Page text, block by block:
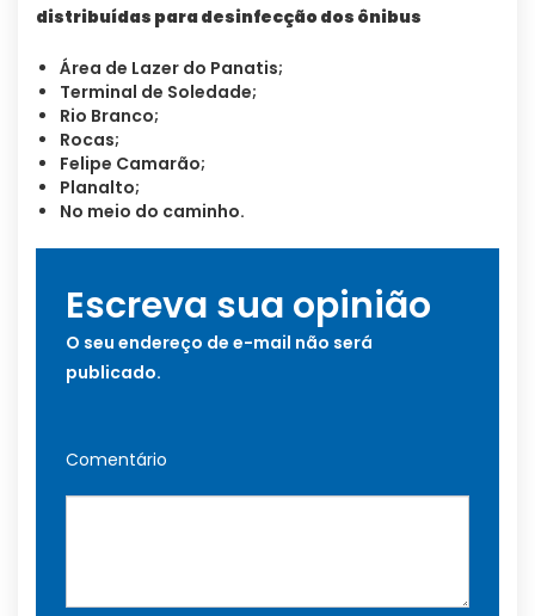
distribuídas para desinfecção dos ônibus
Área de Lazer do Panatis;
Terminal de Soledade;
Rio Branco;
Rocas;
Felipe Camarão;
Planalto;
No meio do caminho.
Escreva sua opinião
O seu endereço de e-mail não será
publicado.
Comentário